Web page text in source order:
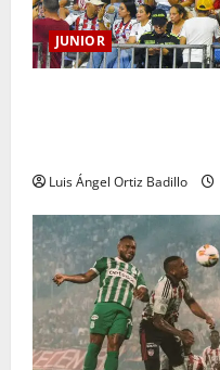
JUNIOR
Luis Ángel Ortiz Badillo